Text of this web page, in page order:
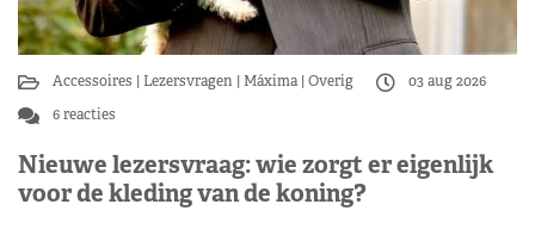
Accessoires Lezersvragen Máxima Overig
03 aug 2026
6 reacties
Nieuwe lezersvraag: wie zorgt er eigenlijk
voor de kleding van de koning?